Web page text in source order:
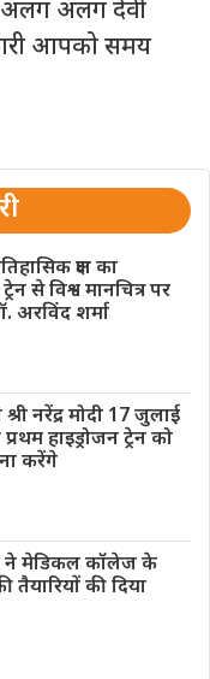
अलग अलग देवी
आपको समय
क्षण का
से विश्व मानचित्र पर
अरविंद शर्मा
श्री नरेंद्र मोदी 17 जुलाई
हाइड्रोजन ट्रेन को
करेंगे
ने मेडिकल कॉलेज के
तैयारियों की दिया